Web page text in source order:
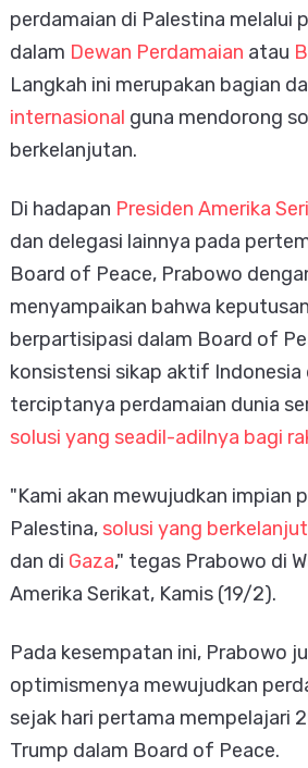
perdamaian di Palestina melalui
dalam Dewan Perdamaian atau
Langkah ini merupakan bagian
internasional guna mendorong
berkelanjutan.
Di hadapan Presiden Amerika
dan delegasi lainnya pada
Board of Peace, Prabowo
menyampaikan bahwa
berpartisipasi dalam Board of
konsistensi sikap aktif Indonesia
terciptanya perdamaian dunia
solusi yang seadil-adilnya bagi
"Kami akan mewujudkan impian
Palestina, solusi yang
dan di Gaza," tegas Prabowo di
Amerika Serikat, Kamis (19/2).
Pada kesempatan ini, Prabowo
optimismenya mewujudkan
sejak hari pertama mempelajari
Trump dalam Board of Peace.